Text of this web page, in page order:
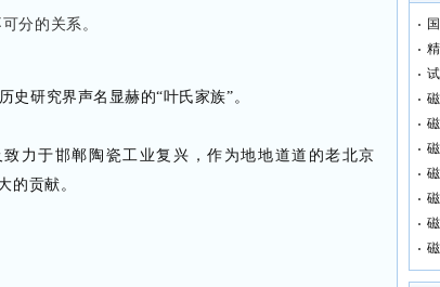
分的关系。
研究界声名显赫的“叶氏家族”。
力于邯郸陶瓷工业复兴，作为地地道道的老北京
的贡献。